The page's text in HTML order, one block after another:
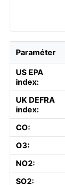
Paraméter
US EPA
index:
UK DEFRA
index:
CO:
O3:
NO2:
SO2: